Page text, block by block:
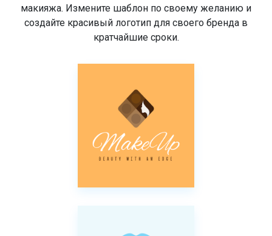
макияжа. Измените шаблон по своему желанию и
создайте красивый логотип для своего бренда в
кратчайшие сроки.